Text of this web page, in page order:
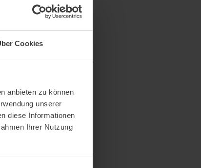
Cookies
anbieten zu können
unserer
diese Informationen
Ihrer Nutzung